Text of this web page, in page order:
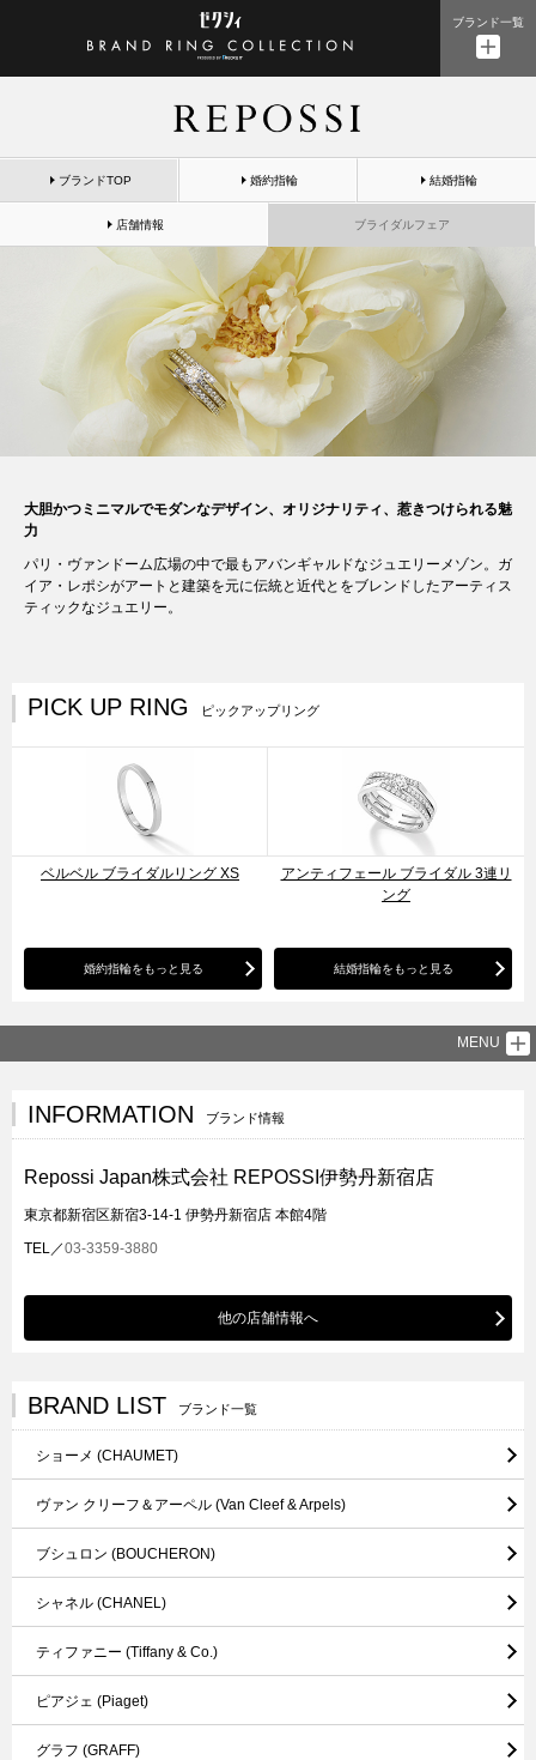
ブランド一覧
ブランドTOP 婚約指輪 結婚指輪
店舗情報 ブライダルフェア
大胆かつミニマルでモダンなデザイン、オリジナリティ、惹きつけられる魅
力
パリ・ヴァンドーム広場の中で最もアバンギャルドなジュエリーメゾン。ガ
イア・レポシがアートと建築を元に伝統と近代とをブレンドしたアーティス
ティックなジュエリー。
PICK UP RING ピックアップリング
ベルベル ブライダルリング XS
アンティフェール ブライダル 3連リ
ング
婚約指輪をもっと見る 結婚指輪をもっと見る
MENU
INFORMATION ブランド情報
Repossi Japan株式会社 REPOSSI伊勢丹新宿店
東京都新宿区新宿3-14-1 伊勢丹新宿店 本館4階
TEL／03-3359-3880
他の店舗情報へ
BRAND LIST ブランド一覧
ショーメ (CHAUMET)
ヴァン クリーフ＆アーペル (Van Cleef & Arpels)
ブシュロン (BOUCHERON)
シャネル (CHANEL)
ティファニー (Tiffany & Co.)
ピアジェ (Piaget)
グラフ (GRAFF)